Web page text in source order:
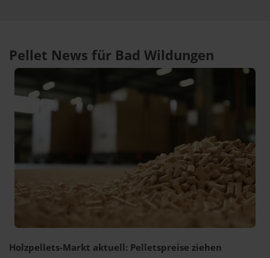
Pellet News für Bad Wildungen
Holzpellets-Markt aktuell: Pelletspreise ziehen